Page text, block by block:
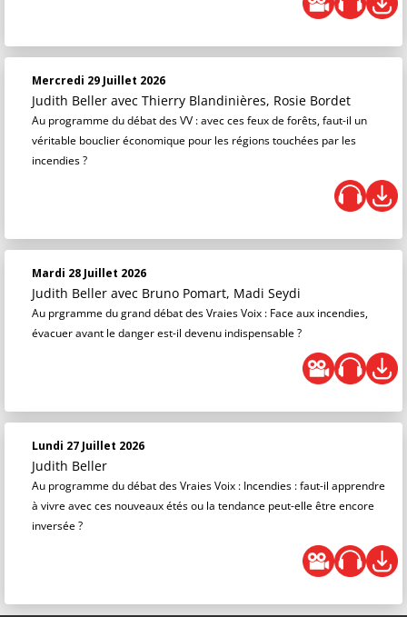
Mercredi 29 Juillet 2026
Judith Beller avec Thierry Blandinières, Rosie Bordet
Au programme du débat des VV : avec ces feux de forêts, faut-il un
véritable bouclier économique pour les régions touchées par les
incendies ?
Mardi 28 Juillet 2026
Judith Beller avec Bruno Pomart, Madi Seydi
Au prgramme du grand débat des Vraies Voix : Face aux incendies,
évacuer avant le danger est-il devenu indispensable ?
Lundi 27 Juillet 2026
Judith Beller
Au programme du débat des Vraies Voix : Incendies : faut-il apprendre
à vivre avec ces nouveaux étés ou la tendance peut-elle être encore
inversée ?